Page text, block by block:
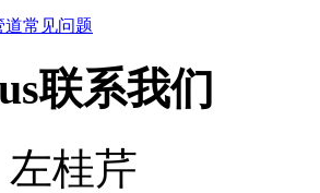
道常见问题
联系我们
桂芹